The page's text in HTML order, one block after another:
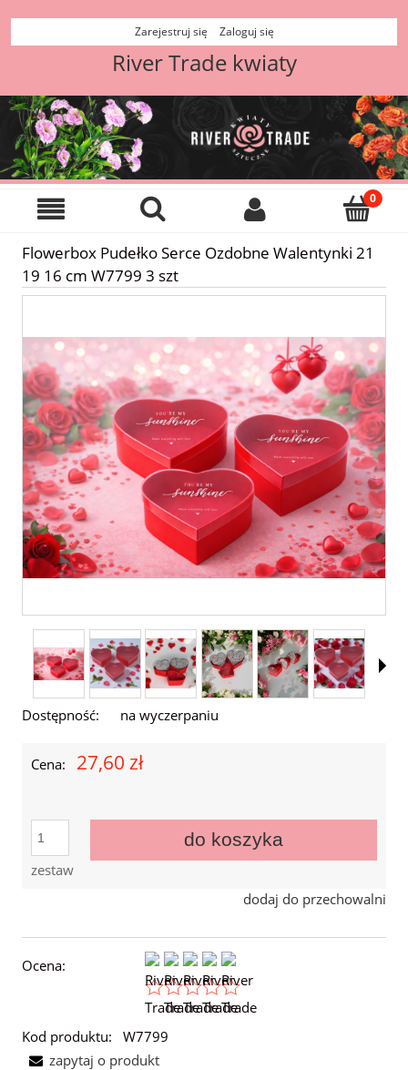
Zarejestruj się Zaloguj się
River Trade kwiaty
Flowerbox Pudełko Serce Ozdobne Walentynki 21
19 16 cm W7799 3 szt
Dostępność: na wyczerpaniu
Cena: 27,60 zł
zestaw
do koszyka
dodaj do przechowalni
Ocena:
Kod produktu:
W7799
zapytaj o produkt